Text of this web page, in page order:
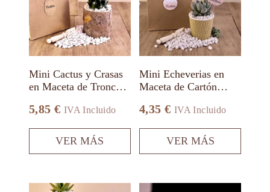
Mini Cactus y Crasas
en Maceta de Tronco
5,85 € IVA Incluido
VER MÁS
variantes.
Las
opciones
se
pueden
elegir
la
página
producto
Mini Echeverias en
Maceta de Cartón
4,35€ IVA Incluido
VER MÁS
variantes.
se
pueden
elegir
la
página
producto